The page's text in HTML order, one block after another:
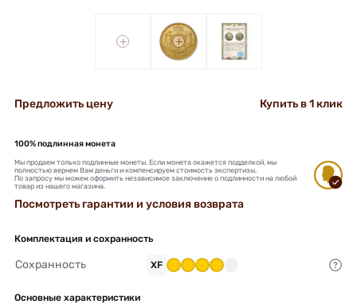
+ +
Предложить цену Купить в 1 клик
100% подлинная монета
Мы продаем только подлинные монеты. Если монета окажется подделкой, мы
полностью вернем Вам деньги и компенсируем стоимость экспертизы.
По запросу мы можем оформить независимое заключение о подлинности на любой
товар из нашего магазина.
Посмотреть гарантии и условия возврата
Комплектация и сохранность
Сохранность XF
Основные характеристики